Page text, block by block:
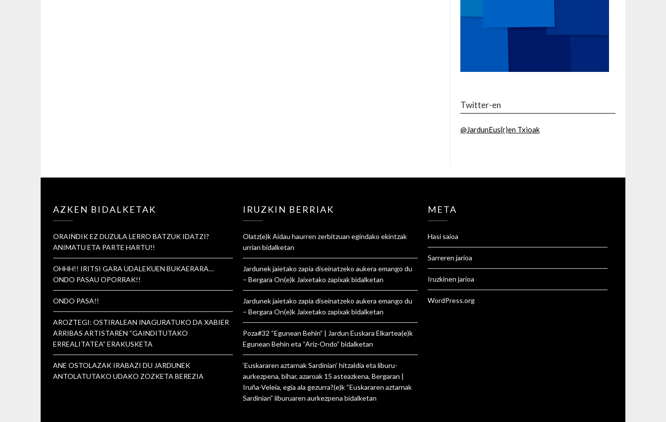
Twitter-en
@JardunEus(r)en Txioak
AZKEN BIDALKETAK
ORAINDIK EZ DUZULA LERRO BATZUK IDATZI?
ANIMATU ETA PARTE HARTU!!
OHHH!! IRITSI GARA UDALEKUEN BUKAERARA…
ONDO PASAU OPORRAK!!
ONDO PASA!!
AROZTEGI: OSTIRALEAN INAGURATUKO DA XABIER
ARRIBAS ARTISTAREN “GAINDITUTAKO
ERREALITATEA” ERAKUSKETA
ANE OSTOLAZAK IRABAZI DU JARDUNEK
ANTOLATUTAKO UDAKO ZOZKETA BEREZIA
IRUZKIN BERRIAK
Olatz(e)kAidau haurren zerbitzuan egindako ekintzak
urrian bidalketan
Jardunek jaietako zapia diseinatzeko aukera emango du
– Bergara On(e)k Jaixetako zapixakbidalketan
Jardunek jaietako zapia diseinatzeko aukera emango du
– Bergara On(e)k Jaixetako zapixakbidalketan
Poza#32 “Egunean Behin” | Jardun Euskara Elkartea(e)k
Egunean Behin eta “Ariz-Ondo” bidalketan
‘Euskararen aztarnak Sardinian’ hitzaldia eta liburu-
aurkezpena, bihar, azaroak 15 asteazkena, Bergaran |
Iruña-Veleia, egia ala gezurra?(e)k “Euskararen aztarnak
Sardinian” liburuaren aurkezpena bidalketan
META
Hasi saioa
Sarreren jarioa
Iruzkinen jarioa
WordPress.org